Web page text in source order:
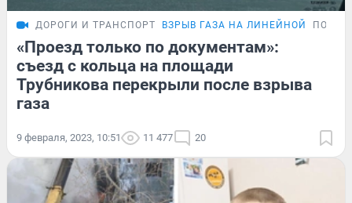
ДОРОГИ И ТРАНСПОРТ ВЗРЫВ ГАЗА НА ЛИНЕЙНОЙ
«Проезд только по документам»:
съезд с кольца на площади
Трубникова перекрыли после взрыва
газа
9 февраля, 2023, 10:51 11 477 20